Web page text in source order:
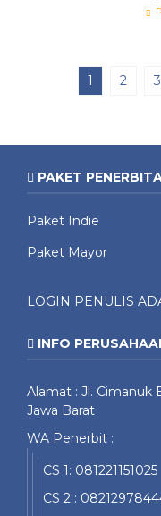
1 2 3
PAKET
Paket Indie
Paket Mayor
LOGIN PENULIS
INFO
Alamat : Jl. Cimanuk
Jawa Barat
WA Penerbit :
CS 1: 081221151025
CS 2 :